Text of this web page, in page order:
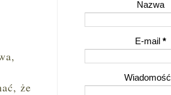
że
Nazwa
E-mail*